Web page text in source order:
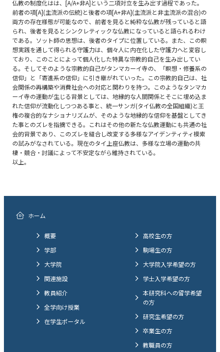
仏教の制度化はは、[A/A+非A]という二項対立を生み出す過程であった。
前者の項[A](主流派の伝統)と後者の項[A+非A](主流派と非主流派の混合)の
両方の存在様態が可能なので、前者を見ると純粋な仏教が残っていると語
られ、後者を見るとシンクレティックな仏教になっていると語られるわけ
である。ソット師の思想は、後者のタイプに位置している。また、この瞑
想実践を通して得られる守護力は、個々人に内在化した守護力へと変容し
ており、このことによって個人化した特異な宗教的自己を生み出してい
る。そしてそのような宗教的自己がタンマカーイ寺の、「瞑想・修養系の
信仰」と「寄進系の信仰」に引き継がれていった。この宗教的自己は、社
会関係の再構築や消費社会への対応と関わりを持つ。このようなタンマカ
ーイ寺の運動が生じる背景としては、地縁的な人間関係とそこに埋め込ま
れた信仰が流動化しつつある事と、統一サンガ(タイ仏教の全国組織)と王
権の複合的なナショナリズムが、そのような地縁的な信仰を基盤としてき
た事とのズレを指摘できる。これはその他の新たな仏教運動にも共通の社
会的背景であり、このズレを縫合し改変する多様なアイデンティティ模索
の試みがなされている。現在のタイ上座仏教は、多様な立場の運動の共
棲・競合・討議によって不安定ながら維持されている。
以上。
ホーム
概要
学部
大学院
関連施設
教員紹介
全学向け授業
在学生ポータル
高校生の方
駒場生の方
大学院入学希望の方
学士入学希望の方
本研究科への留学希望
の方
研究生希望の方
卒業生の方
教職員の方